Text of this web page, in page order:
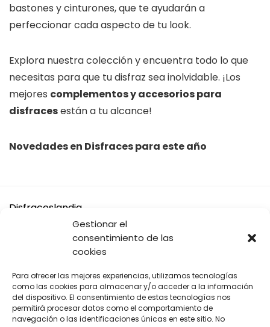
Gestionar el
consentimiento de las
cookies
Para ofrecer las mejores experiencias, utilizamos tecnologías
como las cookies para almacenar y/o acceder a la información
del dispositivo. El consentimiento de estas tecnologías nos
permitirá procesar datos como el comportamiento de
navegación o las identificaciones únicas en este sitio. No
bastones y cinturones, que te ayudarán a
perfeccionar cada aspecto de tu look.
Explora nuestra colección y encuentra todo lo que
necesitas para que tu disfraz sea inolvidable. ¡Los
mejores complementos y accesorios para
disfracesestán a tu alcance!
Novedades en Disfraces para este año
Disfraceslandia
Buscamos Disfraces Originales y divertidos, así como todo
tipo de accesorios y complementos para tu disfraz o tus
A cambio solo te pedimos que si vas a comprar en Amazon,
compres desde nuestros enlaces.
De cada venta recibimos una pequeña comisión para seguir